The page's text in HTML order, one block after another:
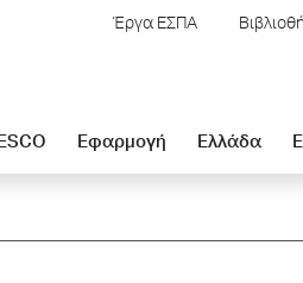
Έργα ΕΣΠΑ
Εφαρμογή Ελλάδα